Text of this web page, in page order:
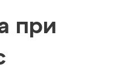
при